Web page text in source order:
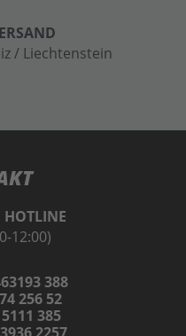
/ Liechtenstein
HOTLINE
12:00)
388
256 52
385